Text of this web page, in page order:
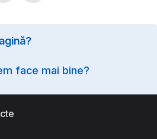
face mai bine?